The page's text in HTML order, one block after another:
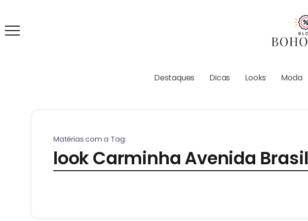
Destaques Dicas Looks Moda
Matérias com a Tag:
look Carminha Avenida Brasil